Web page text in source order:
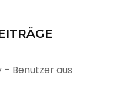
Benutzer aus